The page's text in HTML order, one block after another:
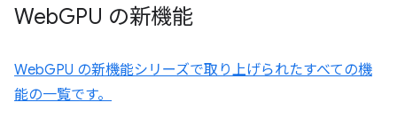
WebGPU の新機能
WebGPU の新機能シリーズで取り上げられたすべての機
能の一覧です。